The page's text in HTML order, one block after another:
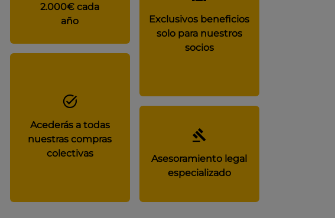
2.000€ cada
año
Exclusivos beneficios
solo para nuestros
socios
Acederás a todas
nuestras compras
colectivas
Asesoramiento legal
especializado